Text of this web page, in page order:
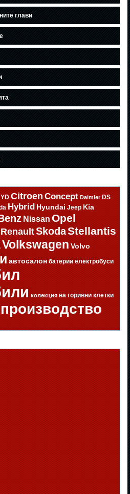
глави
Citroen Concept Daimler DS
Hybrid Hyundai Jeep Kia
Nissan Opel
RenaultSkodaStellantis
Volkswagen Volvo
автосалон батерии електробуси
колекция на горивни клетки
производство